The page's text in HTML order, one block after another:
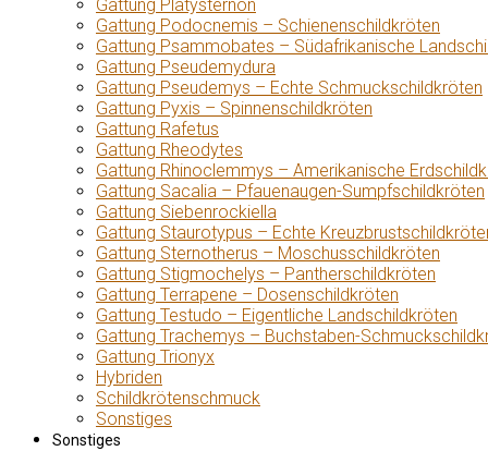
Gattung Platysternon
Gattung Podocnemis – Schienenschildkröten
Gattung Psammobates – Südafrikanische
Gattung Pseudemydura
Gattung Pseudemys – Echte Schmuckschildkröten
Gattung Pyxis – Spinnenschildkröten
Gattung Rafetus
Gattung Rheodytes
Gattung Rhinoclemmys – Amerikanische
Gattung Sacalia – Pfauenaugen-Sumpfschildkröten
Gattung Siebenrockiella
Gattung Staurotypus – Echte
Gattung Sternotherus – Moschusschildkröten
Gattung Stigmochelys – Pantherschildkröten
Gattung Terrapene – Dosenschildkröten
Gattung Testudo – Eigentliche Landschildkröten
Gattung Trachemys – Buchstaben-
Gattung Trionyx
Hybriden
Schildkrötenschmuck
Sonstiges
Sonstiges